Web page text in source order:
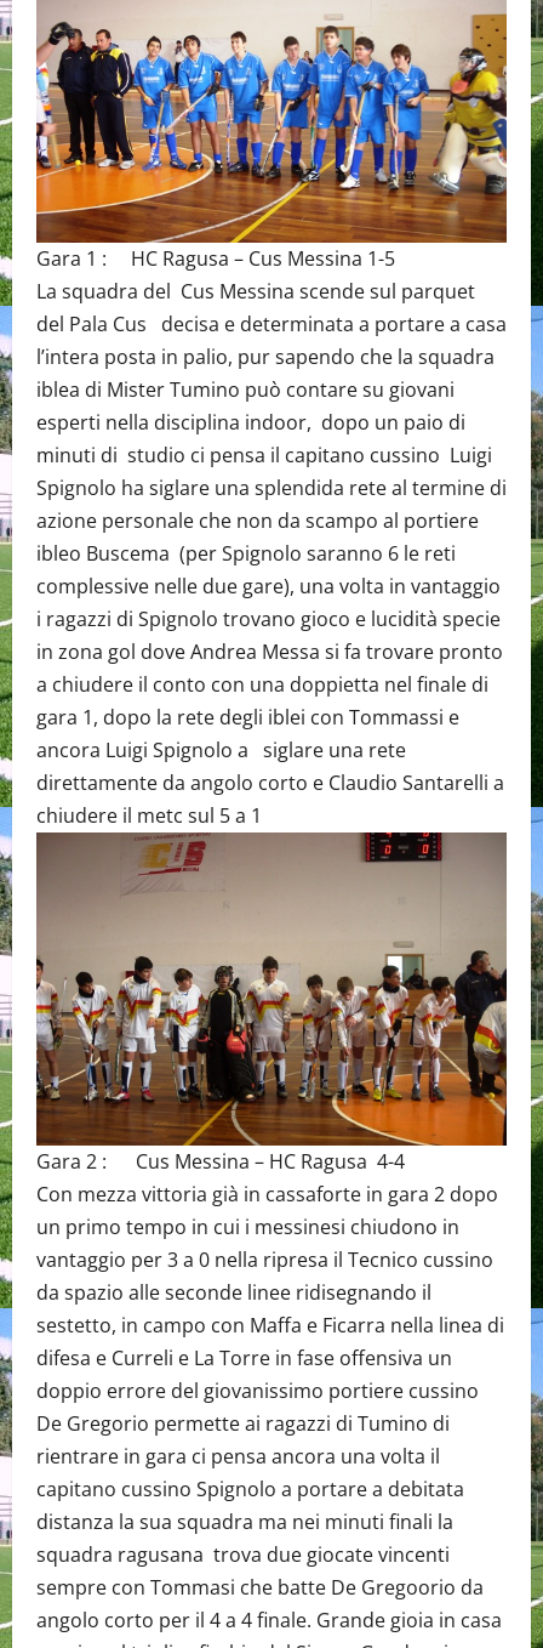
Gara 1 : HC Ragusa – Cus Messina 1-5
La squadra del Cus Messina scende sul parquet
del Pala Cus decisa e determinata a portare a casa
l’intera posta in palio, pur sapendo che la squadra
iblea di Mister Tumino può contare su giovani
esperti nella disciplina indoor, dopo un paio di
minuti di studio ci pensa il capitano cussino Luigi
Spignolo ha siglare una splendida rete al termine di
azione personale che non da scampo al portiere
ibleo Buscema (per Spignolo saranno 6 le reti
complessive nelle due gare), una volta in vantaggio
i ragazzi di Spignolo trovano gioco e lucidità specie
in zona gol dove Andrea Messa si fa trovare pronto
a chiudere il conto con una doppietta nel finale di
gara 1, dopo la rete degli iblei con Tommassi e
ancora Luigi Spignolo a siglare una rete
direttamente da angolo corto e Claudio Santarelli a
chiudere il metc sul 5 a 1
Gara 2 : Cus Messina – HC Ragusa 4-4
Con mezza vittoria già in cassaforte in gara 2 dopo
un primo tempo in cui i messinesi chiudono in
vantaggio per 3 a 0 nella ripresa il Tecnico cussino
da spazio alle seconde linee ridisegnando il
sestetto, in campo con Maffa e Ficarra nella linea di
difesa e Curreli e La Torre in fase offensiva un
doppio errore del giovanissimo portiere cussino
De Gregorio permette ai ragazzi di Tumino di
rientrare in gara ci pensa ancora una volta il
capitano cussino Spignolo a portare a debitata
distanza la sua squadra ma nei minuti finali la
squadra ragusana trova due giocate vincenti
sempre con Tommasi che batte De Gregoorio da
angolo corto per il 4 a 4 finale. Grande gioia in casa